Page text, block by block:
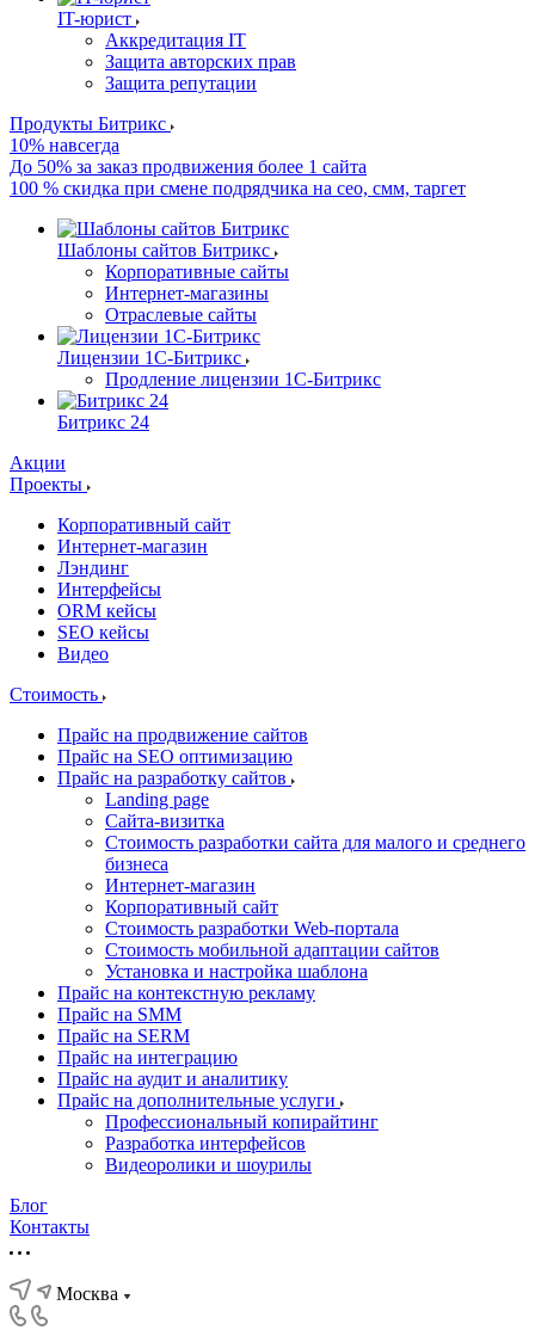
IT-юрист
Аккредитация IT
Защита авторских прав
Защита репутации
Продукты Битрикс
10% навсегда
До 50% за заказ продвижения более 1 сайта
100 % скидка при смене подрядчика на сео, смм, таргет
Шаблоны сайтов Битрикс
Корпоративные сайты
Интернет-магазины
Отраслевые сайты
Лицензии 1С-Битрикс
Продление лицензии 1С-Битрикс
Битрикс 24
Акции
Проекты
Корпоративный сайт
Интернет-магазин
Лэндинг
Интерфейсы
ORM кейсы
SEO кейсы
Видео
Стоимость
Прайс на продвижение сайтов
Прайс на SEO оптимизацию
Прайс на разработку сайтов
Landing page
Cайта-визитка
Стоимость разработки сайта для малого и среднего
бизнеса
Интернет-магазин
Корпоративный сайт
Стоимость разработки Web-портала
Стоимость мобильной адаптации сайтов
Установка и настройка шаблона
Прайс на контекстную рекламу
Прайс на SMM
Прайс на SERM
Прайс на интеграцию
Прайс на аудит и аналитику
Прайс на дополнительные услуги
Профессиональный копирайтинг
Разработка интерфейсов
Видеоролики и шоурилы
Блог
Контакты
Москва